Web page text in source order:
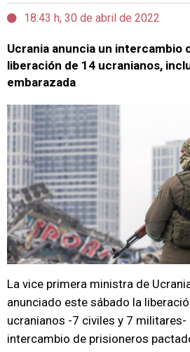
18:43 h, 30 de abril de 2022
Ucrania anuncia un intercambio
liberación de 14 ucranianos,
embarazada
La vice primera ministra de
anunciado este sábado la
ucranianos -7 civiles y 7 militares-
intercambio de prisioneros